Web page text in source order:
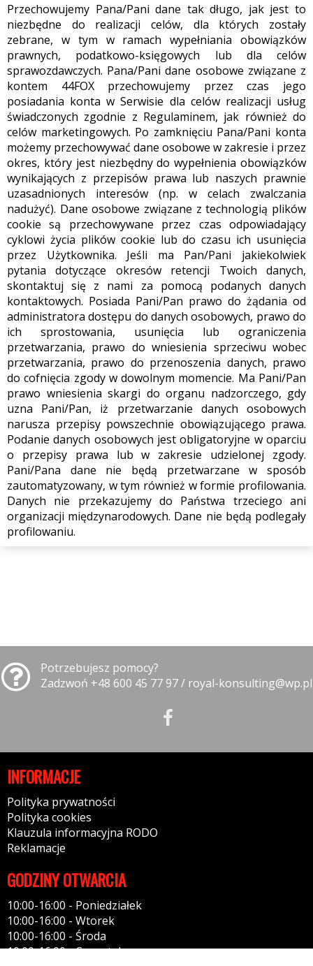
Przechowujemy Pana/Pani dane tak długo, jak jest to
niezbędne do realizacji celów, dla których zostały
zebrane, w tym w ramach wypełniania obowiązków
prawnych, podatkowo-księgowych lub dla celów
sprawozdawczych. Pana/Pani dane osobowe związane z
kontem 44FOX przechowujemy przez czas jego
posiadania konta w Serwisie dla celów realizacji usług
świadczonych zgodnie z Regulaminem, jak również do
celów marketingowych. Po zamknięciu Pana/Pani konta
możemy przechowywać dane osobowe w zakresie i przez
okres, który jest niezbędny do wypełnienia obowiązków
wynikających z przepisów prawa lub naszych prawnie
uzasadnionych interesów (np. w celach zwalczania
nadużyć). Dane osobowe związane z technologią plików
cookie są przechowywane przez czas odpowiadający
cyklowi życia plików cookie lub do czasu ich usunięcia
przez Użytkownika. Jeśli ma Pan/Pani jakiekolwiek
pytania dotyczące okresów retencji Twoich danych,
skontaktuj się z nami za pomocą podanych danych
kontaktowych. Posiada Pani/Pan prawo do żądania od
administratora dostępu do danych osobowych, prawo do
ich sprostowania, usunięcia lub ograniczenia
przetwarzania, prawo do wniesienia sprzeciwu wobec
przetwarzania, prawo do przenoszenia danych, prawo
do cofnięcia zgody w dowolnym momencie. Ma Pani/Pan
prawo wniesienia skargi do organu nadzorczego, gdy
uzna Pani/Pan, iż przetwarzanie danych osobowych
narusza przepisy powszechnie obowiązującego prawa.
Podanie danych osobowych jest obligatoryjne w oparciu
o przepisy prawa lub w zakresie udzielonej zgody.
Pani/Pana dane nie będą przetwarzane w sposób
zautomatyzowany, w tym również w formie profilowania.
Danych nie przekazujemy do Państwa trzeciego ani
organizacji międzynarodowych. Dane nie będą podlegały
profilowaniu.
Potrzebujesz pomocy?
Zadzwoń +48 600 45 77 97 / royal-konsulting@wp.pl
INFORMACJE
Polityka prywatności
Polityka cookies
Klauzula informacyjna RODO
Reklamacje
GODZINY OTWARCIA
10:00-16:00 - Poniedziałek
10:00-16:00 - Wtorek
10:00-16:00 - Środa
10:00-16:00 - Czwartek